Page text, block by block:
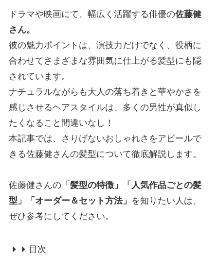
ドラマや映画にて、幅広く活躍する俳優の佐藤健
さん。
彼の魅力ポイントは、演技力だけでなく、役柄に
合わせてさまざまな雰囲気に仕上がる髪型にも隠
されています。
ナチュラルながらも大人の落ち着きと華やかさを
感じさせるヘアスタイルは、多くの男性が真似し
たくなること間違いなし！
本記事では、さりげないおしゃれさをアピールで
きる佐藤健さんの髪型について徹底解説します。
佐藤健さんの「髪型の特徴」「人気作品ごとの髪
型」「オーダー＆セット方法」 を知りたい人は、
ぜひ参考にしてください。
目次